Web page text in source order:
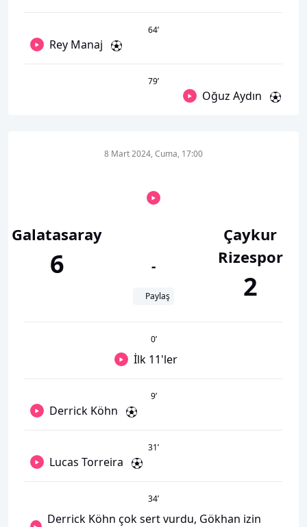
64’
Rey Manaj
79’
Oğuz Aydın
Galatasaray
6
8 Mart 2024, Cuma, 17:00
-
Paylaş
Çaykur
Rizespor
2
0’
İlk 11'ler
9’
Derrick Köhn
31’
Lucas Torreira
34’
Derrick Köhn çok sert vurdu, Gökhan izin